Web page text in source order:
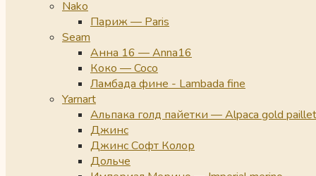
Nako
Париж — Paris
Seam
Анна 16 — Anna16
Коко — Coco
Ламбада фине - Lambada fine
Yarnart
Альпака голд пайетки — Alpaca gold
Джинс
Джинс Софт Колор
Дольче